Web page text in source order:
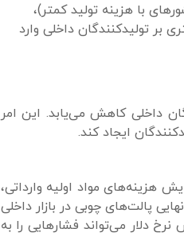
با هزینه تولید کمتر)،
بر تولیدکنندگان داخلی وارد
داخلی کاهش می‌یابد. این امر
ایجاد کند.
هزینه‌های مواد اولیه وارداتی،
پالت‌های چوبی در بازار داخلی
دلار می‌تواند فشارهایی را به